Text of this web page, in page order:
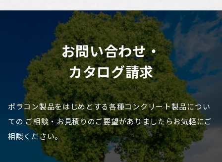
お問い合わせ・
カタログ請求
ポラコン製品をはじめとする各種コンクリート製品につい
てのご相談・お見積りのご要望がありましたらお気軽にご
相談ください。